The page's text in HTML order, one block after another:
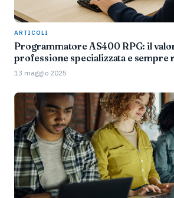
ARTICOLI
Programmatore AS400 RPG: il
professione specializzata e sempre
13 maggio 2025